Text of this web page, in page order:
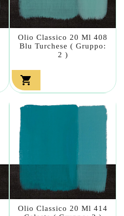
Olio Classico 20 Ml 408
Blu Turchese ( Gruppo:
2 )

Olio Classico 20 Ml 414